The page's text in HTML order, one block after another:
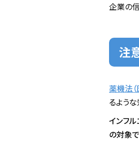
企業の
注
薬機法
るよう
インフ
の対象で